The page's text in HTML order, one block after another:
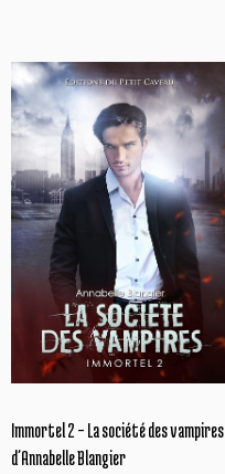
Immortel 2 – La société des vampires
d’Annabelle Blangier